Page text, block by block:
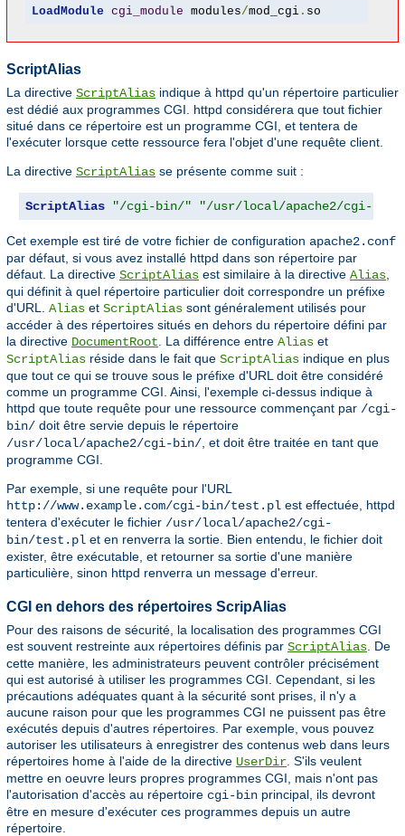
LoadModule cgi_module modules/mod_cgi. so
ScriptAlias
La directive ScriptAlias indique à httpd qu'un répertoire particulier
est dédié aux programmes CGI. httpd considérera que tout fichier
situé dans ce répertoire est un programme CGI, et tentera de
l'exécuter lorsque cette ressource fera l'objet d'une requête client.
La directive ScriptAlias se présente comme suit :
ScriptAlias "/cgi-bin/" "/usr/local/apache2/cgi-bin/
Cet exemple est tiré de votre fichier de configuration apache2.conf
par défaut, si vous avez installé httpd dans son répertoire par
défaut. La directive ScriptAlias est similaire à la directive Alias
qui définit à quel répertoire particulier doit correspondre un préfixe
d'URL. Alias et ScriptAlias sont généralement utilisés pour
accéder à des répertoires situés en dehors du répertoire défini par
la directive DocumentRoot . La différence entre Alias et
ScriptAlias réside dans le fait que ScriptAlias indique en plus
que tout ce qui se trouve sous le préfixe d'URL doit être considéré
comme un programme CGI. Ainsi, l'exemple ci-dessus indique à
httpd que toute requête pour une ressource commençant par /cgi-
bin/ doit être servie depuis le répertoire
/usr/local/apache2/cgi-bin/ , et doit être traitée en tant que
programme CGI.
Par exemple, si une requête pour l'URL
http://www.example.com/cgi-bin/test.pl est effectuée, httpd
tentera d'exécuter le fichier /usr/local/apache2/cgi-
bin/test.pl et en renverra la sortie. Bien entendu, le fichier doit
exister, être exécutable, et retourner sa sortie d'une manière
particulière, sinon httpd renverra un message d'erreur.
CGI en dehors des répertoires ScripAlias
Pour des raisons de sécurité, la localisation des programmes CGI
est souvent restreinte aux répertoires définis par ScriptAlias . De
cette manière, les administrateurs peuvent contrôler précisément
qui est autorisé à utiliser les programmes CGI. Cependant, si les
précautions adéquates quant à la sécurité sont prises, il n'y a
aucune raison pour que les programmes CGI ne puissent pas être
exécutés depuis d'autres répertoires. Par exemple, vous pouvez
autoriser les utilisateurs à enregistrer des contenus web dans leurs
répertoires home à l'aide de la directive UserDir . S'ils veulent
mettre en oeuvre leurs propres programmes CGI, mais n'ont pas
l'autorisation d'accès au répertoire cgi-bin principal, ils devront
être en mesure d'exécuter ces programmes depuis un autre
répertoire.